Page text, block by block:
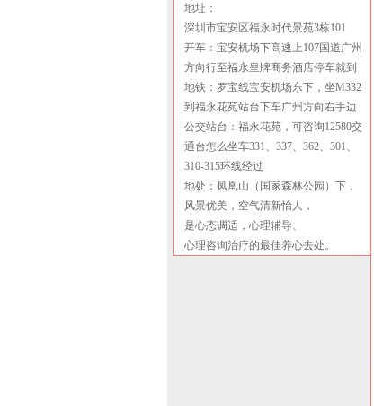
地址：
深圳市宝安区福永时代景苑3栋101
开车：宝安机场下高速上107国道广州
方向行至福永皇牌商务酒店停车就到
地铁：罗宝线宝安机场东下，坐M332
到福永花苑站台下车广州方向右手边
公交站台：福永花苑，可咨询12580交
通台怎么坐车331、337、362、301、
310-315环线经过
地处：凤凰山（国家森林公园）下，
风景优美，空气清新怡人，
是心态调适，心理辅导、
心理咨询治疗的最佳养心去处。